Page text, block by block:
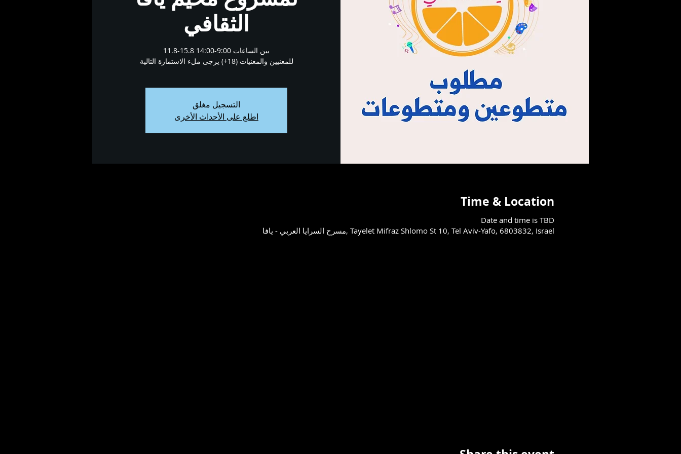
الثقافي
11.8-15.8 بين الساعات 9:00-14:00
للمعنيين والمعنيات (18+) يرجى ملء الاستمارة التالية
التسجيل مغلق
اطلع على الأحداث الأخرى
Time & Location
Date and time is TBD
مسرح السرايا العربي - يافا, Tayelet Mifraz Shlomo St 10, Tel Aviv-Yafo, 6803832, Israel